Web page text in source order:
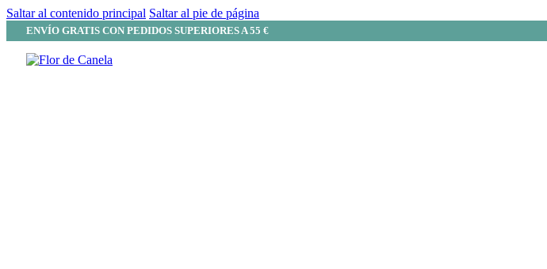
Saltar al contenido principal Saltar al pie de página
ENVÍO GRATIS CON PEDIDOS SUPERIORES A 55 €